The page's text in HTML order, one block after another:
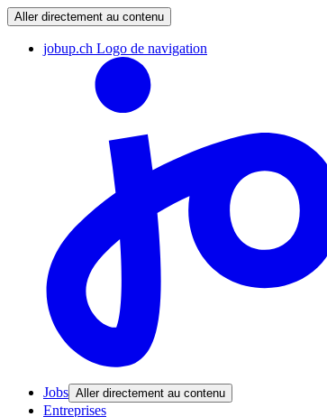
Aller directement au contenu
jobup.ch Logo de navigation
Jobs Aller directement au contenu
Entreprises